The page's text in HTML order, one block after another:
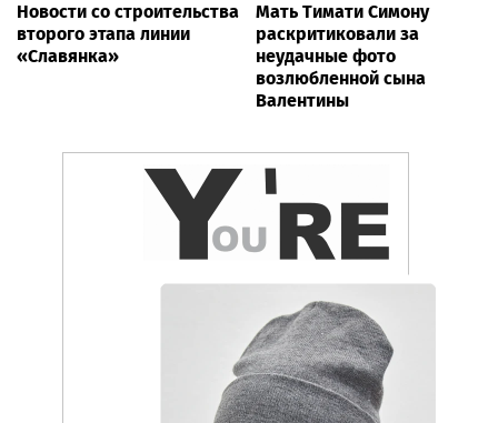
Новости со строительства
второго этапа линии
«Славянка»
Мать Тимати Симону
раскритиковали за
неудачные фото
возлюбленной сына
Валентины